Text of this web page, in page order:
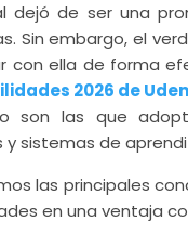
dejó de ser una
Sin embargo, el
con ella de forma
2026 de
son las que
sistemas de
las principales
en una ventaja